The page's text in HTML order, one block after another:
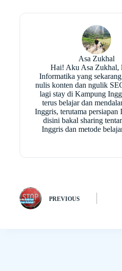
Asa Zukhal
Hai! Aku Asa Zukhal,
Informatika yang
nulis konten dan ngulik
lagi stay di Kampung
terus belajar dan
Inggris, terutama
disini bakal sharing
Inggris dan metode
PREVIOUS